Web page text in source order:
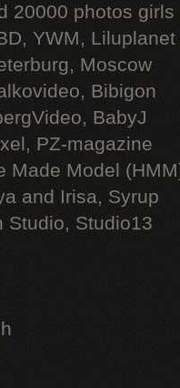
20000 photos
YWM, Liluplanet
Moscow
Bibigon
BabyJ
PZ-magazine
Made Model
and Irisa, Syrup
Studio, Studio13